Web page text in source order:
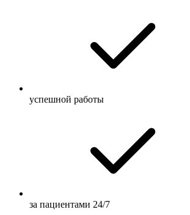
успешной работы
за пациентами 24/7